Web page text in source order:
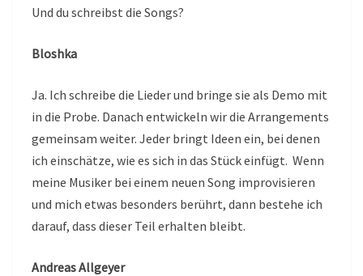
Und du schreibst die Songs?
Bloshka
Ja. Ich schreibe die Lieder und bringe sie als Demo mit
in die Probe. Danach entwickeln wir die Arrangements
gemeinsam weiter. Jeder bringt Ideen ein, bei denen
ich einschätze, wie es sich in das Stück einfügt. Wenn
meine Musiker bei einem neuen Song improvisieren
und mich etwas besonders berührt, dann bestehe ich
darauf, dass dieser Teil erhalten bleibt.
Andreas Allgeyer